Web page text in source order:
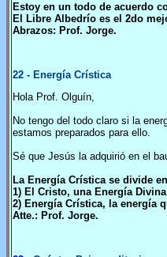
Estoy en un todo de acuerdo
El Libre Albedrío es el 2do
Abrazos: Prof. Jorge.
22 - Energía Crística
Hola Prof. Olguín,
No tengo del todo claro si la
estamos preparados para ello.
Sé que Jesús la adquirió en el
La Energía Crística se divide
1) El Cristo, una Energía
2) Energía Crística, la energía
Atte.: Prof. Jorge.